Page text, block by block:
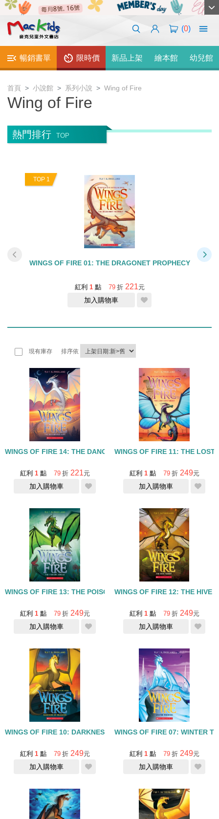
(0)
暢銷書單 限時價 新品上架 繪本館 幼兒館
首頁 小說館 系列小說 Wing of Fire
Wing of Fire
熱門排行 TOP
TOP 1
WINGS OF FIRE 01: THE DRAGONET PROPHECY
紅利 1 點 79 折 221元
加入購物車
現有庫存 排序依
WINGS OF FIRE 14: THE DANGEROUS GIFT
紅利 1 點 79 折 221元
加入購物車
WINGS OF FIRE 11: THE LOST
紅利 1 點 79 折 249元
加入購物車
WINGS OF FIRE 13: THE POISON JUNGLE
紅利 1 點 79 折 249元
加入購物車
WINGS OF FIRE 12: THE HIVE
紅利 1 點 79 折 249元
加入購物車
WINGS OF FIRE 10: DARKNESS OF DRAGONS
紅利 1 點 79 折 249元
加入購物車
WINGS OF FIRE 07: WINTER
紅利 1 點 79 折 249元
加入購物車